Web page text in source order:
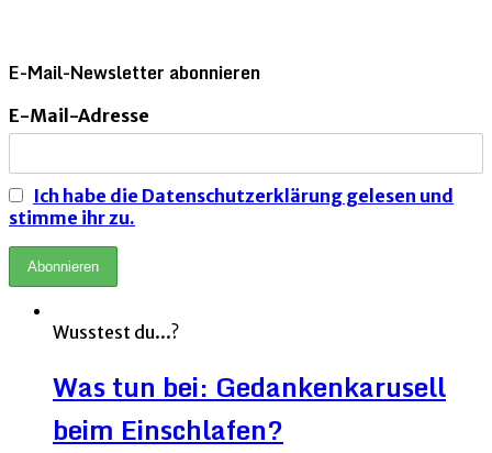
E-Mail-Newsletter abonnieren
E-Mail-Adresse
Ich habe die Datenschutzerklärung gelesen und
stimme ihr zu.
Wusstest du...?
Was tun bei: Gedankenkarusell
beim Einschlafen?